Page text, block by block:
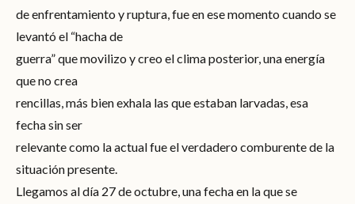
de enfrentamiento y ruptura, fue en ese momento cuando se
levantó el “hacha de
guerra” que movilizo y creo el clima posterior, una energía
que no crea
rencillas, más bien exhala las que estaban larvadas, esa
fecha sin ser
relevante como la actual fue el verdadero comburente de la
situación presente.
Llegamos al día 27 de octubre, una fecha en la que se